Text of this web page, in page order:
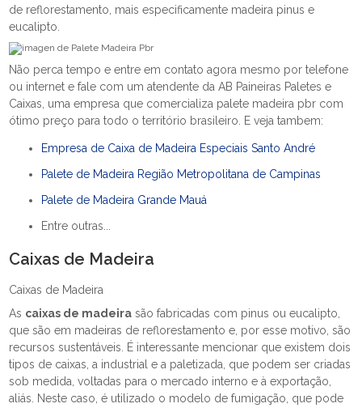
de reflorestamento, mais especificamente madeira pinus e
eucalipto.
Não perca tempo e entre em contato agora mesmo por telefone
ou internet e fale com um atendente da AB Paineiras Paletes e
Caixas, uma empresa que comercializa palete madeira pbr com
ótimo preço para todo o território brasileiro. E veja tambem:
Empresa de Caixa de Madeira Especiais Santo André
Palete de Madeira Região Metropolitana de Campinas
Palete de Madeira Grande Mauá
Entre outras...
Caixas de Madeira
Caixas de Madeira
As caixas de madeira são fabricadas com pinus ou eucalipto,
que são em madeiras de reflorestamento e, por esse motivo, são
recursos sustentáveis. É interessante mencionar que existem dois
tipos de caixas, a industrial e a paletizada, que podem ser criadas
sob medida, voltadas para o mercado interno e à exportação,
aliás. Neste caso, é utilizado o modelo de fumigação, que pode